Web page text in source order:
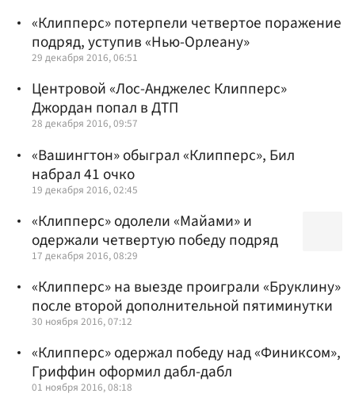
«Клипперс» потерпели четвертое поражение
подряд, уступив «Нью-Орлеану»
29 декабря 2016, 06:51
Центровой «Лос-Анджелес Клипперс»
Джордан попал в ДТП
28 декабря 2016, 09:57
«Вашингтон» обыграл «Клипперс», Бил
набрал 41 очко
19 декабря 2016, 02:45
«Клипперс» одолели «Майами» и
одержали четвертую победу подряд
17 декабря 2016, 08:29
«Клипперс» на выезде проиграли «Бруклину»
после второй дополнительной пятиминутки
30 ноября 2016, 07:12
«Клипперс» одержал победу над «Финиксом»,
Гриффин оформил дабл-дабл
01 ноября 2016, 08:18